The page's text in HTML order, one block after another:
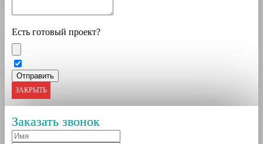
Есть готовый проект?
ЗАКРЫТЬ
Заказать звонок